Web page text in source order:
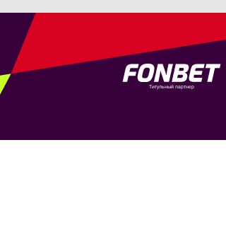
Титульный партнер